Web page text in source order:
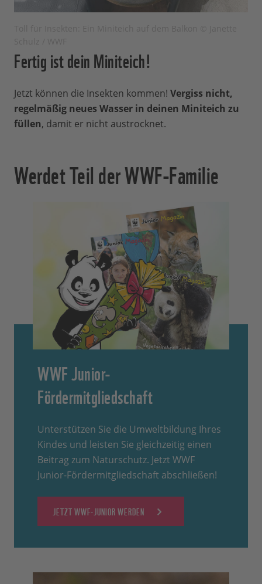
Fertig ist dein Miniteich!
Jetzt können die Insekten kommen! Vergiss nicht,
regelmäßig neues Wasser in deinen Miniteich zu
füllen, damit er nicht austrocknet.
Werdet Teil der WWF-Familie
WWF Junior-
Fördermitgliedschaft
Unterstützen Sie die Umweltbildung Ihres
Kindes und leisten Sie gleichzeitig einen
Beitrag zum Naturschutz. Jetzt WWF
Junior-Fördermitgliedschaft abschließen!
JETZT WWF-JUNIOR WERDEN